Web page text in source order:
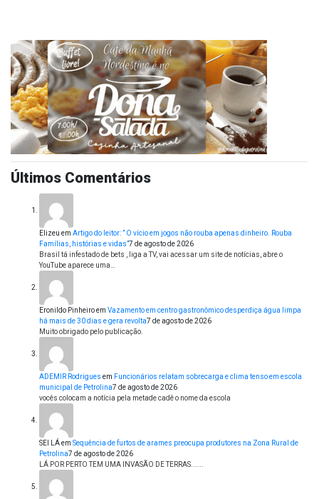
Últimos Comentários
Elizeu em Artigo do leitor: ” O vício em jogos não rouba apenas dinheiro. Rouba
Famílias, histórias e vidas”7 de agosto de 2026
Brasil tá infestado de bets , liga a TV, vai acessar um site de notícias, abre o
YouTube aparece uma…
Eronildo Pinheiroem Vazamento em centro gastronômico desperdiça água limpa
há mais de 30 dias e gera revolta7 de agosto de 2026
Muito obrigado pelo publicação.
ADEMIR Rodrigues em Funcionários relatam sobrecarga e clima tenso em escola
municipal de Petrolina7 de agosto de 2026
vocês colocam a notícia pela metade cadê o nome da escola
SEI LÁem Sequência de furtos de arames preocupa produtores na Zona Rural de
Petrolina7 de agosto de 2026
LÁ POR PERTO TEM UMA INVASÃO DE TERRAS......